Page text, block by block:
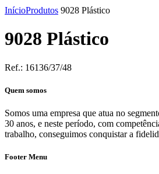
InícioProdutos 9028 Plástico
9028 Plástico
Ref.: 16136/37/48
Quem somos
Somos uma empresa que atua no
30 anos, e neste período, com
trabalho, conseguimos conquistar a
Footer Menu